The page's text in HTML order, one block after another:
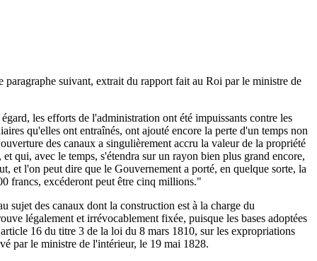
suivant, extrait du rapport fait au Roi par le ministre de
les efforts de l'administration ont été impuissants contre les
qu'elles ont entraînés, ont ajouté encore la perte d'un temps non
des canaux a singulièrement accru la valeur de la propriété
qui, avec le temps, s'étendra sur un rayon bien plus grand encore,
et l'on peut dire que le Gouvernement a porté, en quelque sorte, la
francs, excéderont peut être cinq millions."
sujet des canaux dont la construction est à la charge du
légalement et irrévocablement fixée, puisque les bases adoptées
16 du titre 3 de la loi du 8 mars 1810, sur les expropriations
par le ministre de l'intérieur, le 19 mai 1828.